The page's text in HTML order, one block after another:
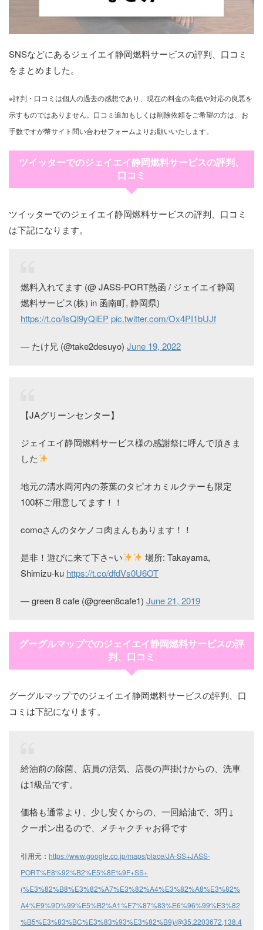
SNSなどにあるジェイエイ静岡燃料サービスの評判、口コミ
をまとめました。
※評判・口コミは個人の過去の感想であり、現在の料金の高低や対応の良悪を
示すものではありません。口コミ追加もしくは削除依頼をご希望の方は、お
手数ですが幣サイト問い合わせフォームよりお願いいたします。
ツイッターでのジェイエイ静岡燃料サービスの評判、
口コミ
ツイッターでのジェイエイ静岡燃料サービスの評判、口コミ
は下記になります。
燃料入れてます (@ JASS-PORT熱函 / ジェイエイ静岡
燃料サービス(株) in 函南町, 静岡県)
https://t.co/IsQl9yQiEPpic.twitter.com/Ox4PI1bUJf
— たけ兄 (@take2desuyo) June 19, 2022
【JAグリーンセンター】
ジェイエイ静岡燃料サービス様の感謝祭に呼んで頂きま
した
地元の清水両河内の茶葉のタピオカミルクテーも限定
100杯ご用意してます！！
comoさんのタケノコ肉まんもあります！！
是非！遊びに来て下さ~い
場所: Takayama,
Shimizu-ku https://t.co/dfdVs0U6OT
— green 8 cafe (@green8cafe1) June 21, 2019
グーグルマップでのジェイエイ静岡燃料サービスの評
判、口コミ
グーグルマップでのジェイエイ静岡燃料サービスの評判、口
コミは下記になります。
給油前の除菌、店員の活気、店長の声掛けからの、洗車
は1級品です。
価格も通常より、少し安くからの、一回給油で、3円↓
クーポン出るので、メチャクチャお得です
引用元： https://www.google.co.jp/maps/place/JA-SS+JASS-
PORT%E8%92%B2%E5%8E%9F+SS+
(%E3%82%B8%E3%82%A7%E3%82%A4%E3%82%A8%E3%82%
A4%E9%9D%99%E5%B2%A1%E7%87%83%E6%96%99%E3%82
%B5%E3%83%BC%E3%83%93%E3%82%B9)/@35.2203672,138.4